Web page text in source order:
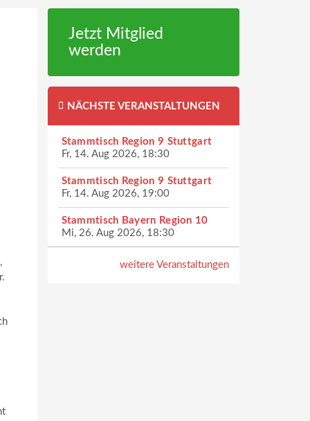
Jetzt Mitglied
werden
NÄCHSTE VERANSTALTUNGEN
Stammtisch Region 9 Stuttgart
Fr, 14. Aug 2026, 18:30
Stammtisch Region 9 Stuttgart
Fr, 14. Aug 2026, 19:00
Stammtisch Bayern Region 10
Mi, 26. Aug 2026, 18:30
weitere Veranstaltungen